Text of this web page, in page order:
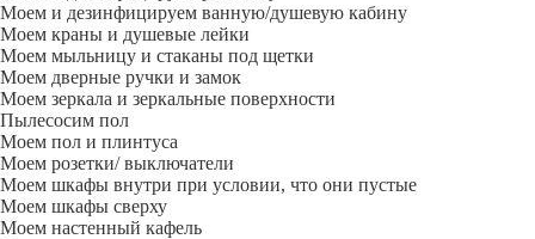
Моем и дезинфицируем ванную/душевую кабину
Моем краны и душевые лейки
Моем мыльницу и стаканы под щетки
Моем дверные ручки и замок
Моем зеркала и зеркальные поверхности
Пылесосим пол
Моем пол и плинтуса
Моем розетки/ выключатели
Моем шкафы внутри при условии, что они пустые
Моем шкафы сверху
Моем настенный кафель